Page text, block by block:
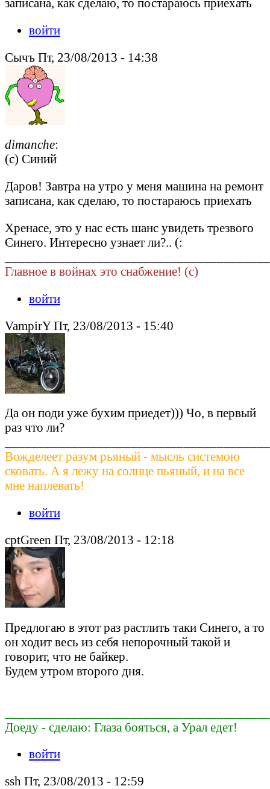
войти
Сычъ Пт, 23/08/2013 - 14:38
dimanche:
(с) Синий
Даров! Завтра на утро у меня машина на ремонт
записана, как сделаю, то постараюсь приехать
Хренасе, это у нас есть шанс увидеть трезвого
Синего. Интересно узнает ли?.. (:
Главное в войнах это снабжение! (c)
войти
VampirY Пт, 23/08/2013 - 15:40
Да он поди уже бухим приедет))) Чо, в первый
раз что ли?
Вожделеет разум рьяный - мысль системою
сковать. А я лежу на солнце пьяный, и на все
мне наплевать!
войти
cptGreen Пт, 23/08/2013 - 12:18
Предлогаю в этот раз растлить таки Синего, а то
он ходит весь из себя непорочный такой и
говорит, что не байкер.
Будем утром второго дня.
Доеду - сделаю: Глаза бояться, а Урал едет!
войти
ssh Пт, 23/08/2013 - 12:59